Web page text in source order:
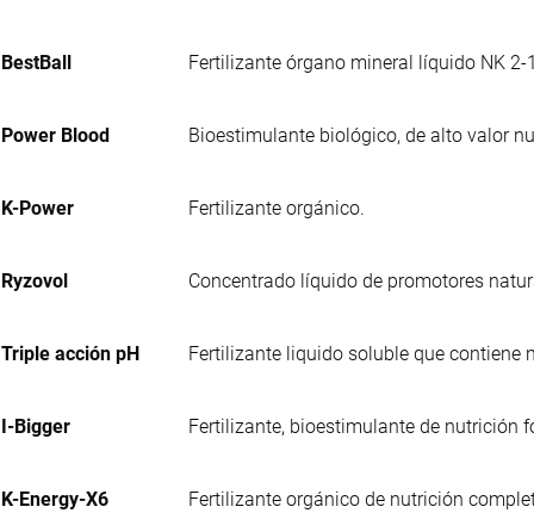
BestBall Fertilizante órgano mineral líquido NK 2-
Power Blood Bioestimulante biológico, de alto valor
K-Power Fertilizante orgánico.
Ryzovol Concentrado líquido de promotores
Triple acción pH Fertilizante liquido soluble que
I-Bigger Fertilizante, bioestimulante de nutrición
K-Energy-X6 Fertilizante orgánico de nutrición